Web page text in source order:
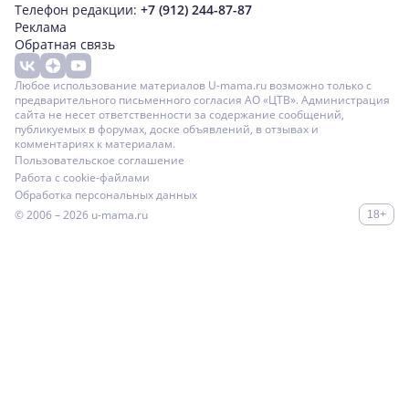
Телефон редакции: +7 (912) 244-87-87
Реклама
Обратная связь
Любое использование материалов U-mama.ru возможно только с
предварительного письменного согласия АО «ЦТВ». Администрация
сайта не несет ответственности за содержание сообщений,
публикуемых в форумах, доске объявлений, в отзывах и
комментариях к материалам.
Пользовательское соглашение
Работа с cookie-файлами
Обработка персональных данных
© 2006 – 2026 u-mama.ru 18+